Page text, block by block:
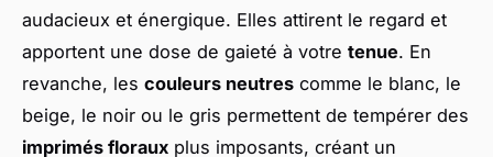
audacieux et énergique. Elles attirent le regard et
apportent une dose de gaieté à votre tenue. En
revanche, les couleurs neutres comme le blanc, le
beige, le noir ou le gris permettent de tempérer des
imprimés floraux plus imposants, créant un